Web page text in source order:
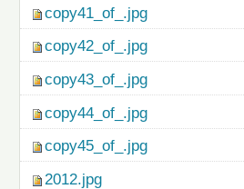
copy41_of_.jpg
copy42_of_.jpg
copy43_of_.jpg
copy44_of_.jpg
copy45_of_.jpg
2012.jpg